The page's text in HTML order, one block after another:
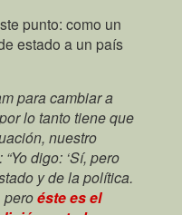
punto: como un
estado a un país
para cambiar a
lo tanto tiene que
nuestro
digo: ‘Sí, pero
y de la política.
peroéste es el